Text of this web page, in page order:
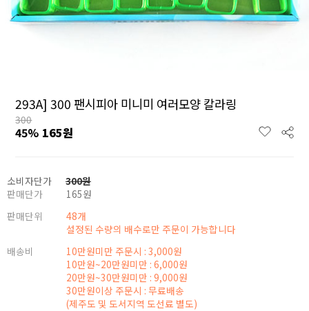
293A] 300 팬시피아 미니미 여러모양 칼라링
300
45% 165원
소비자단가 300원
판매단가
165원
판매단위
48개
설정된 수량의 배수로만 주문이 가능합니다
배송비
10만원미만 주문시 : 3,000원
10만원~20만원미만 : 6,000원
20만원~30만원미만 : 9,000원
30만원이상 주문시 : 무료배송
(제주도 및 도서지역 도선료 별도)